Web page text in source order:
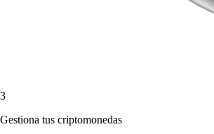
3
Gestiona tus criptomonedas